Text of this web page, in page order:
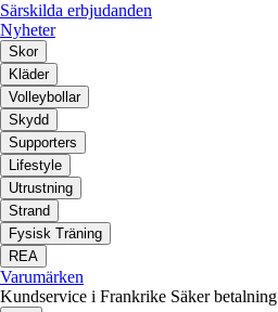
Särskilda erbjudanden
Nyheter
Skor
Kläder
Volleybollar
Skydd
Supporters
Lifestyle
Utrustning
Strand
Fysisk Träning
REA
Varumärken
Kundservice i Frankrike Säker betalning